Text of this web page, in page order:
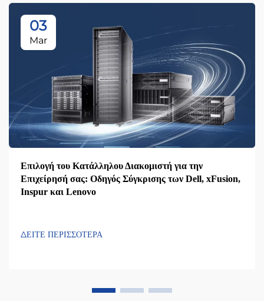
03
Mar
Επιλογή του Κατάλληλου Διακομιστή για την
Επιχείρησή σας: Οδηγός Σύγκρισης των Dell, xFusion,
Inspur και Lenovo
ΔΕΙΤΕ ΠΕΡΙΣΣΟΤΕΡΑ